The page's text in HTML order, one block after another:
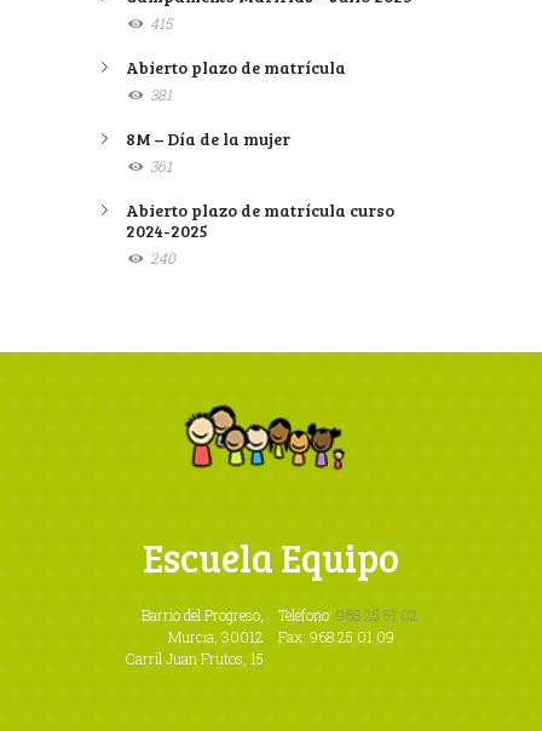
415
Abierto plazo de matrícula
381
8M – Día de la mujer
361
Abierto plazo de matrícula curso
2024-2025
240
Escuela Equipo
Teléfono: 968 25 51 02
Fax: 968 25 01 09
Barrio del Progreso,
Murcia, 30012
Carril Juan Frutos, 15